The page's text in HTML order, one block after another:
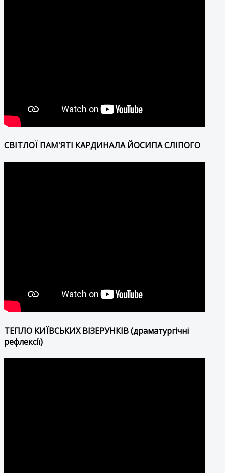
СВІТЛОЇ ПАМ'ЯТІ КАРДИНАЛА ЙОСИПА СЛІПОГО
ТЕПЛО КИЇВСЬКИХ ВІЗЕРУНКІВ (драматургічні
рефлексії)